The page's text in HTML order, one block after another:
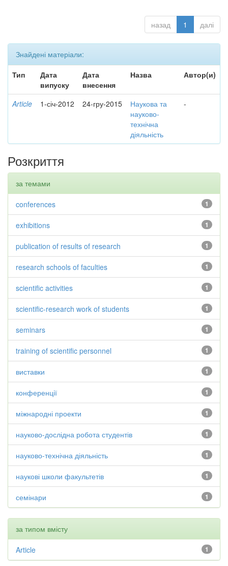
назад 1 далі
Знайдені матеріали:
Тип
Дата
випуску
Дата
внесення
Назва Автор(и)
Article 1-січ-2012 24-гру-2015
Наукова та
науково-
технічна
діяльність
-
Розкриття
за темами
1
conferences
1
exhibitions
1
publication of results of research
1
research schools of faculties
1
scientific activities
1
scientific-research work of students
1
seminars
1
training of scientific personnel
1
виставки
1
конференції
1
міжнародні проекти
1
науково-дослідна робота студентів
1
науково-технічна діяльність
1
наукові школи факультетів
1
семінари
за типом вмісту
1
Article